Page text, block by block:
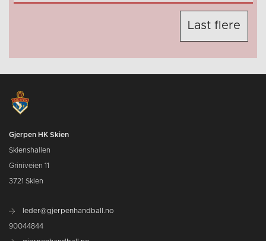
Last flere
Gjerpen HK Skien
Skienshallen
Griniveien 11
3721 Skien
leder@gjerpenhandball.no
90044844